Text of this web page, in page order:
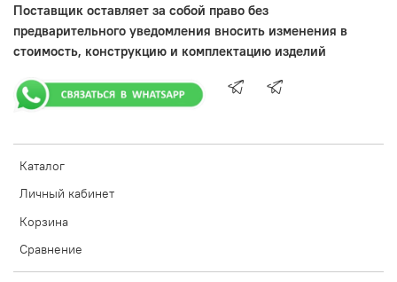
Каталог
Личный кабинет
Корзина
Сравнение
Поставщик оставляет за собой право без
предварительного уведомления вносить изменения в
стоимость, конструкцию и комплектацию изделий